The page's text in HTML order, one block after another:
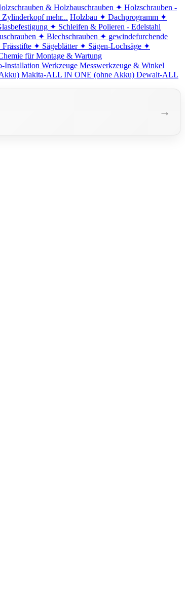
& Holzbauschrauben ✦ Holzschrauben -
Zylinderkopf mehr... Holzbau ✦ Dachprogramm ✦
✦ Schleifen & Polieren - Edelstahl
✦ Blechschrauben ✦ gewindefurchende
✦ Sägeblätter ✦ Sägen-Lochsäge ✦
für Montage & Wartung
Installation Werkzeuge Messwerkzeuge & Winkel
Makita-ALL IN ONE (ohne Akku) Dewalt-ALL
→